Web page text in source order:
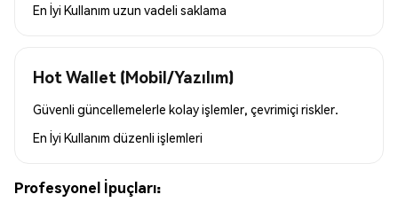
En İyi Kullanım uzun vadeli saklama
Hot Wallet (Mobil/Yazılım)
Güvenli güncellemelerle kolay işlemler, çevrimiçi riskler.
En İyi Kullanım düzenli işlemleri
Profesyonel İpuçları: